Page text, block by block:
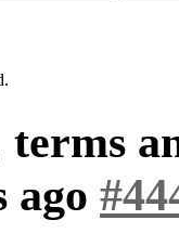
terms
ago